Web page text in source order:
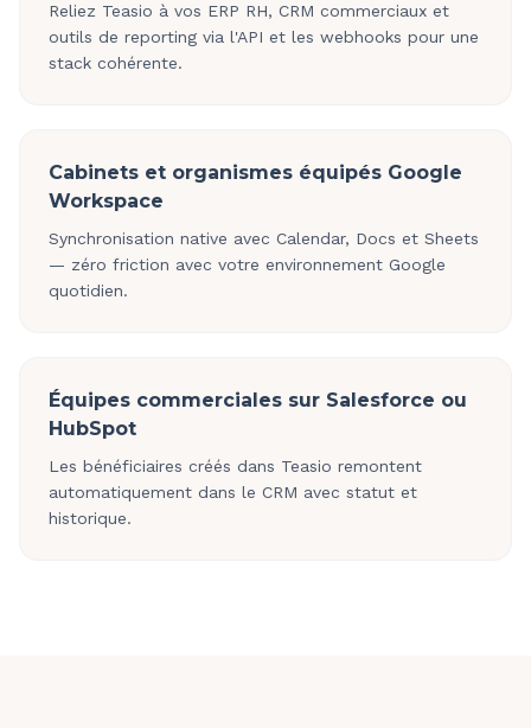
Reliez Teasio à vos ERP RH, CRM commerciaux et
outils de reporting via l'API et les webhooks pour une
stack cohérente.
Cabinets et organismes équipés Google
Workspace
Synchronisation native avec Calendar, Docs et Sheets
— zéro friction avec votre environnement Google
quotidien.
Équipes commerciales sur Salesforce ou
HubSpot
Les bénéficiaires créés dans Teasio remontent
automatiquement dans le CRM avec statut et
historique.